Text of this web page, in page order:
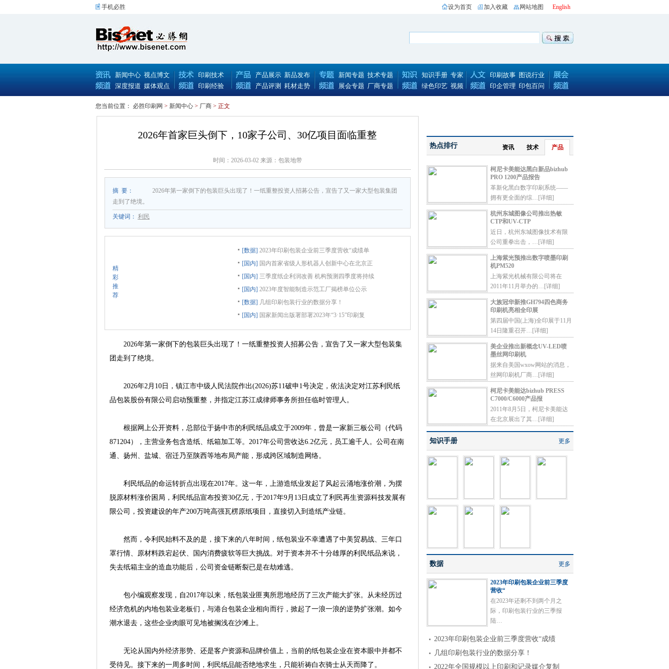
手机必胜 English
网站地图
加入收藏
设为首页
新闻中心 视点博文
深度报道 媒体观点
印刷技术
印刷经验
产品展示 新品发布
产品评测 耗材走势
新闻专题 技术专题
展会专题 厂商专题
知识手册 专家
绿色印艺 视频
印刷故事 图说行业
印企管理 印包百问
您当前位置： 必胜印刷网 > 新闻中心 > 厂商 > 正文
2026年首家巨头倒下，10家子公司、30亿项目面临重整
时间：2026-03-02 来源：包装地带
摘 要：
2026年第一家倒下的包装巨头出现了！一纸重整投资人招募公告，宣告了又一家大型包装集团
走到了绝境。
关键词： 利民
精
彩
推
荐
[数据] 2023年印刷包装企业前三季度营收“成绩单
[国内] 国内首家省级人形机器人创新中心在北京正
[国内] 三季度纸企利润改善 机构预测四季度将持续
[国内] 2023年度智能制造示范工厂揭榜单位公示
[数据] 几组印刷包装行业的数据分享！
[国内] 国家新闻出版署部署2023年“3·15”印刷复
2026年第一家倒下的包装巨头出现了！一纸重整投资人招募公告，宣告了又一家大型包装集
团走到了绝境。
2026年2月10日，镇江市中级人民法院作出(2026)苏11破申1号决定，依法决定对江苏利民纸
品包装股份有限公司启动预重整，并指定江苏江成律师事务所担任临时管理人。
根据网上公开资料，总部位于扬中市的利民纸品成立于2009年，曾是一家新三板公司（代码
871204），主营业务包含造纸、纸箱加工等。2017年公司营收达6.2亿元，员工逾千人。公司在南
通、扬州、盐城、宿迁乃至陕西等地布局产能，形成跨区域制造网络。
利民纸品的命运转折点出现在2017年。这一年，上游造纸业发起了风起云涌地涨价潮，为摆
脱原材料涨价困局，利民纸品宣布投资30亿元，于2017年9月13日成立了利民再生资源科技发展有
限公司，投资建设的年产200万吨高强瓦楞原纸项目，直接切入到造纸产业链。
然而，令利民始料不及的是，接下来的八年时间，纸包装业不幸遭遇了中美贸易战、三年口
罩行情、原材料跌宕起伏、国内消费疲软等巨大挑战。对于资本并不十分雄厚的利民纸品来说，
失去纸箱主业的造血功能后，公司资金链断裂已是在劫难逃。
包小编观察发现，自2017年以来，纸包装业匪夷所思地经历了三次产能大扩张。从未经历过
经济危机的内地包装业老板们，与港台包装企业相向而行，掀起了一浪一浪的逆势扩张潮。如今
潮水退去，这些企业肉眼可见地被搁浅在沙滩上。
无论从国内外经济形势、还是客户资源和品牌价值上，当前的纸包装企业在资本眼中并都不
受待见。接下来的一周多时间，利民纸品能否绝地求生，只能祈祷白衣骑士从天而降了。
资讯 技术 产品
热点排行
柯尼卡美能达黑白新品bizhub
PRO 1200产品报告
革新化黑白数字印刷系统——
拥有更全面的综… [详细]
杭州东城图像公司推出热敏
CTP和UV-CTP
近日，杭州东城图像技术有限
公司重拳出击，… [详细]
上海紫光预推出数字喷墨印刷
机PM520
上海紫光机械有限公司将在
2011年11月举办的… [详细]
大族冠华新推GH794四色商务
印刷机亮相全印展
第四届中国(上海)全印展于11月
14日隆重召开… [详细]
美企业推出新概念UV-LED喷
墨丝网印刷机
据来自美国wxow网站的消息，
丝网印刷机厂商… [详细]
柯尼卡美能达bizhub PRESS
C7000/C6000产品报
2011年8月5日，柯尼卡美能达
在北京展出了其… [详细]
更多
知识手册
更多
数据
2023年印刷包装企业前三季度
营收“
在2023年还剩不到两个月之
际，印刷包装行业的三季报
陆…
2023年印刷包装企业前三季度营收“成绩
几组印刷包装行业的数据分享！
2022年全国规模以上印刷和记录媒介复制